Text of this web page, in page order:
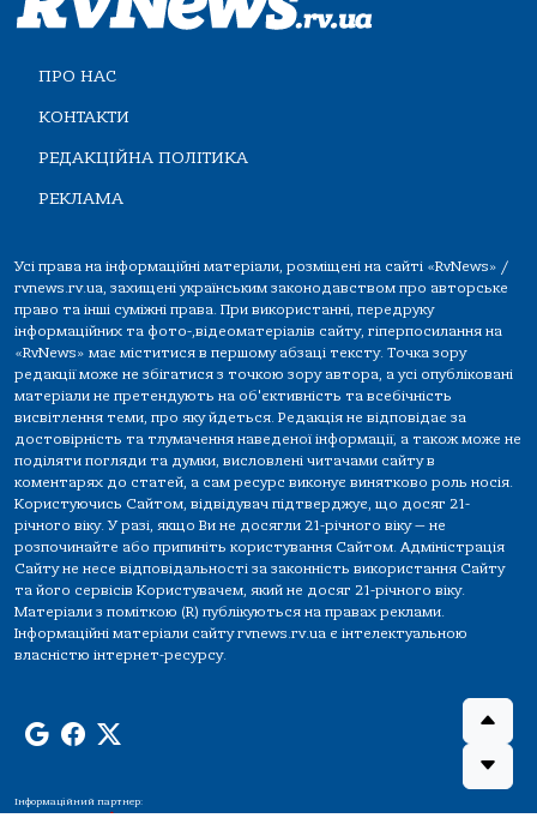
ПРО НАС
КОНТАКТИ
РЕДАКЦІЙНА ПОЛІТИКА
РЕКЛАМА
Усі права на інформаційні матеріали, розміщені на сайті «RvNews» /
rvnews.rv.ua, захищені українським законодавством про авторське
право та інші суміжні права. При використанні, передруку
інформаційних та фото-,відеоматеріалів сайту, гіперпосилання на
«RvNews» має міститися в першому абзаці тексту. Точка зору
редакції може не збігатися з точкою зору автора, а усі опубліковані
матеріали не претендують на об'єктивність та всебічність
висвітлення теми, про яку йдеться. Редакція не відповідає за
достовірність та тлумачення наведеної інформації, а також може не
поділяти погляди та думки, висловлені читачами сайту в
коментарях до статей, а сам ресурс виконує винятково роль носія.
Користуючись Сайтом, відвідувач підтверджує, що досяг 21-
річного віку. У разі, якщо Ви не досягли 21-річного віку — не
розпочинайте або припиніть користування Сайтом. Адміністрація
Сайту не несе відповідальності за законність використання Сайту
та його сервісів Користувачем, який не досяг 21-річного віку.
Матеріали з поміткою (R) публікуються на правах реклами.
Інформаційні матеріали сайту rvnews.rv.ua є інтелектуальною
власністю інтернет-ресурсу.
Інформаційний партнер: